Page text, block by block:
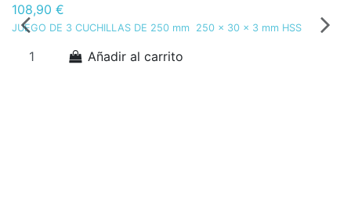
108,90 €
JUEGO DE 3 CUCHILLAS DE 250 mm 250 x 30 x 3 mm HSS
Añadir al carrito